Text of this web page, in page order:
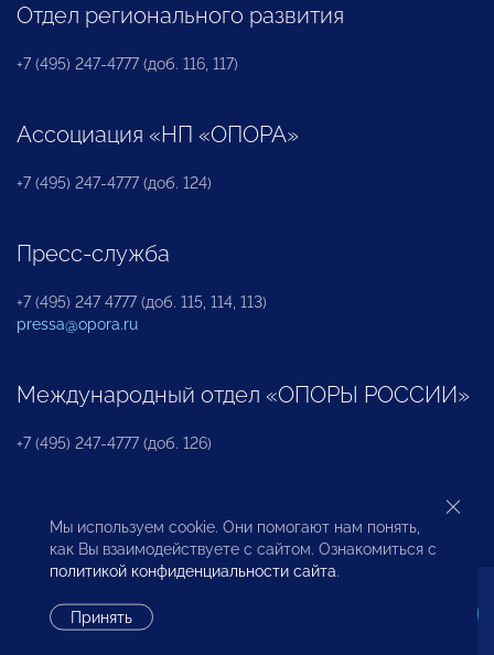
Отдел регионального развития
+7 (495) 247-4777 (доб. 116, 117)
Ассоциация «НП «ОПОРА»
+7 (495) 247-4777 (доб. 124)
Пресс-служба
+7 (495) 247 4777 (доб. 115, 114, 113)
pressa@opora.ru
Международный отдел «ОПОРЫ РОССИИ»
+7 (495) 247-4777 (доб. 126)
Бюро по защите прав предпринимателей и
инвесторов
Мы используем cookie. Они помогают нам понять,
как Вы взаимодействуете с сайтом. Ознакомиться с
политикой конфиденциальности сайта.
Принять